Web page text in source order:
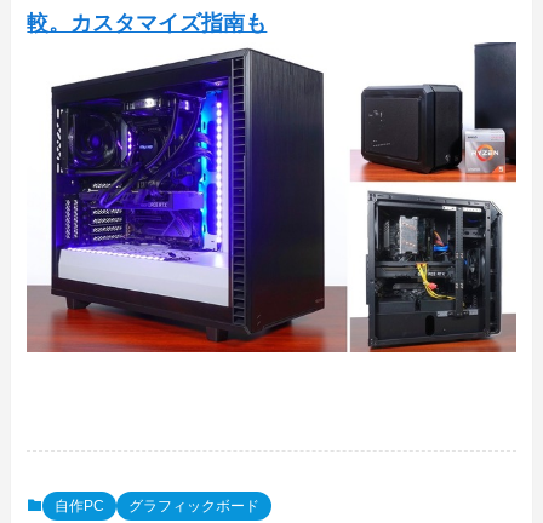
較。カスタマイズ指南も
自作PC グラフィックボード